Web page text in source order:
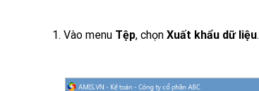
1. Vào menu Tệp, chọn Xuất khẩu dữ liệu.